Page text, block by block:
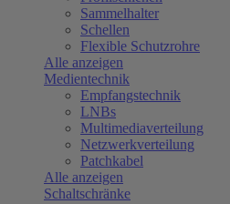
Sammelhalter
Schellen
Flexible Schutzrohre
Alle anzeigen
Medientechnik
Empfangstechnik
LNBs
Multimediaverteilung
Netzwerkverteilung
Patchkabel
Alle anzeigen
Schaltschränke